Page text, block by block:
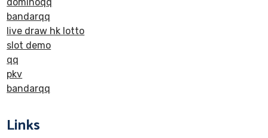
bandarqq
live draw hk lotto
slot demo
qq
pkv
bandarqq
Links